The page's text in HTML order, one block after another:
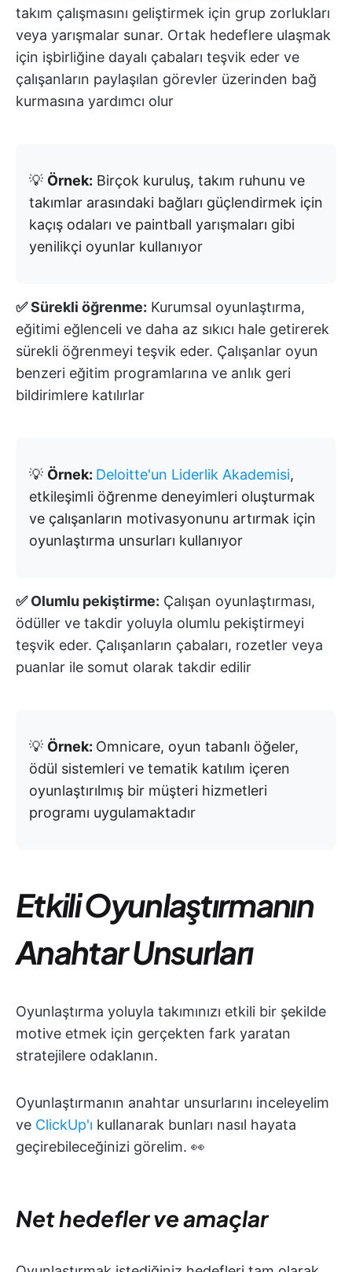
takım çalışmasını geliştirmek için grup zorlukları
veya yarışmalar sunar. Ortak hedeflere ulaşmak
için işbirliğine dayalı çabaları teşvik eder ve
çalışanların paylaşılan görevler üzerinden bağ
kurmasına yardımcı olur
💡 Örnek: Birçok kuruluş, takım ruhunu ve
takımlar arasındaki bağları güçlendirmek için
kaçış odaları ve paintball yarışmaları gibi
yenilikçi oyunlar kullanıyor
✅ Sürekli öğrenme: Kurumsal oyunlaştırma,
eğitimi eğlenceli ve daha az sıkıcı hale getirerek
sürekli öğrenmeyi teşvik eder. Çalışanlar oyun
benzeri eğitim programlarına ve anlık geri
bildirimlere katılırlar
💡 Örnek: Deloitte'un Liderlik Akademisi,
etkileşimli öğrenme deneyimleri oluşturmak
ve çalışanların motivasyonunu artırmak için
oyunlaştırma unsurları kullanıyor
✅ Olumlu pekiştirme: Çalışan oyunlaştırması,
ödüller ve takdir yoluyla olumlu pekiştirmeyi
teşvik eder. Çalışanların çabaları, rozetler veya
puanlar ile somut olarak takdir edilir
💡 Örnek: Omnicare, oyun tabanlı öğeler,
ödül sistemleri ve tematik katılım içeren
oyunlaştırılmış bir müşteri hizmetleri
programı uygulamaktadır
Etkili Oyunlaştırmanın
Anahtar Unsurları
Oyunlaştırma yoluyla takımınızı etkili bir şekilde
motive etmek için gerçekten fark yaratan
stratejilere odaklanın.
Oyunlaştırmanın anahtar unsurlarını inceleyelim
ve ClickUp'ı kullanarak bunları nasıl hayata
geçirebileceğinizi görelim. 👀
Net hedefler ve amaçlar